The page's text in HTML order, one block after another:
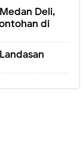
Deli,
di